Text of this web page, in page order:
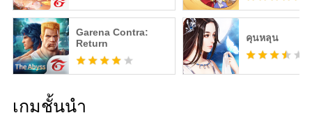
Garena Contra:
Return
คุนหลุน
เกมชั้นนำ